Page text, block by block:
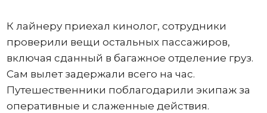
К лайнеру приехал кинолог, сотрудники
проверили вещи остальных пассажиров,
включая сданный в багажное отделение груз.
Сам вылет задержали всего на час.
Путешественники поблагодарили экипаж за
оперативные и слаженные действия.